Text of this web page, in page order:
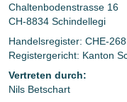
Chaltenbodenstrasse 16
CH-8834 Schindellegi
Handelsregister: CHE-
Registergericht: Kanton
Vertreten durch:
Nils Betschart